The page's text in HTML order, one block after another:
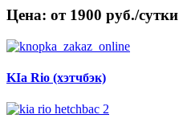
Цена: от 1900 руб./сутки
KIa Rio (хэтчбэк)